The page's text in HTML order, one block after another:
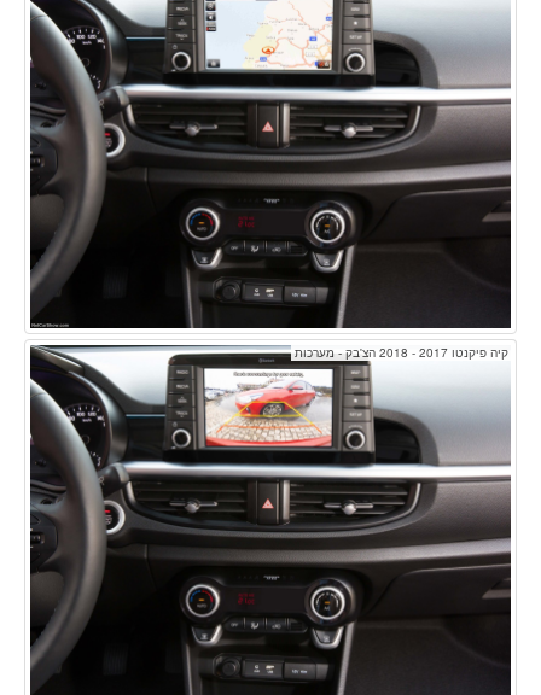
קיה פיקנטו 2017 - 2018 הצ'בק - מערכות